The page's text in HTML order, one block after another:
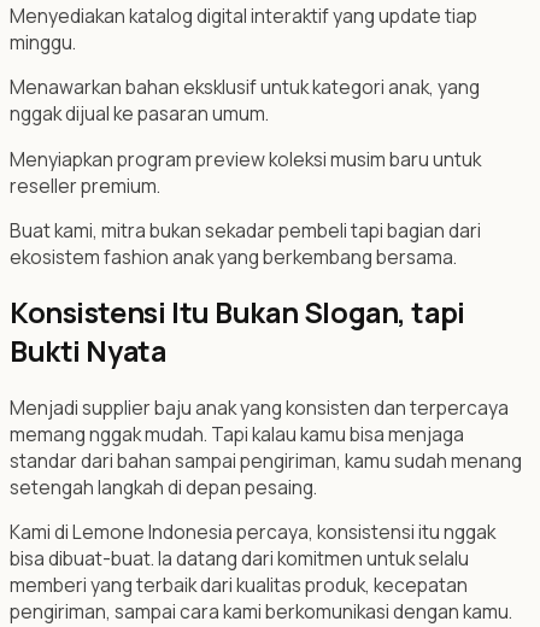
Menyediakan katalog digital interaktif yang update tiap
minggu.
Menawarkan bahan eksklusif untuk kategori anak, yang
nggak dijual ke pasaran umum.
Menyiapkan program preview koleksi musim baru untuk
reseller premium.
Buat kami, mitra bukan sekadar pembeli tapi bagian dari
ekosistem fashion anak yang berkembang bersama.
Konsistensi Itu Bukan Slogan, tapi
Bukti Nyata
Menjadi supplier baju anak yang konsisten dan terpercaya
memang nggak mudah. Tapi kalau kamu bisa menjaga
standar dari bahan sampai pengiriman, kamu sudah menang
setengah langkah di depan pesaing.
Kami di Lemone Indonesia percaya, konsistensi itu nggak
bisa dibuat-buat. Ia datang dari komitmen untuk selalu
memberi yang terbaik dari kualitas produk, kecepatan
pengiriman, sampai cara kami berkomunikasi dengan kamu.